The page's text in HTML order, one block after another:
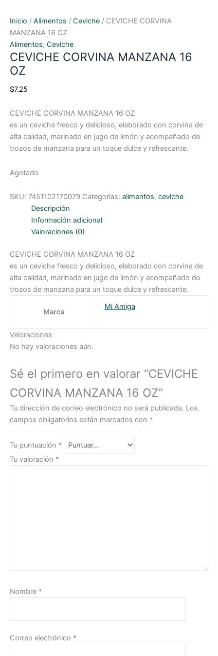
Inicio / Alimentos / Ceviche / CEVICHE CORVINA
MANZANA 16 OZ
Alimentos, Ceviche
CEVICHE CORVINA MANZANA 16
OZ
$7.25
CEVICHE CORVINA MANZANA 16 OZ
es un ceviche fresco y delicioso, elaborado con corvina de
alta calidad, marinado en jugo de limón y acompañado de
trozos de manzana para un toque dulce y refrescante.
Agotado
SKU: 7451102170079 Categorías: alimentos, ceviche
Descripción
Información adicional
Valoraciones (0)
CEVICHE CORVINA MANZANA 16 OZ
es un ceviche fresco y delicioso, elaborado con corvina de
alta calidad, marinado en jugo de limón y acompañado de
trozos de manzana para un toque dulce y refrescante.
Marca
Mi Amiga
Valoraciones
No hay valoraciones aún.
Sé el primero en valorar “CEVICHE
CORVINA MANZANA 16 OZ”
Tu dirección de correo electrónico no será publicada. Los
campos obligatorios están marcados con *
Tu puntuación *
Tu valoración *
Nombre *
Correo electrónico *